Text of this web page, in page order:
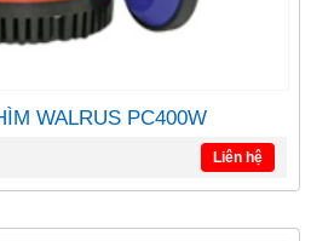
WALRUS PC400W
Liên hệ